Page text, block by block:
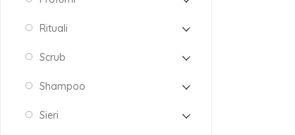
Rituali
Scrub
Shampoo
Sieri